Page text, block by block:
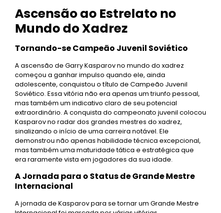
Ascensão ao Estrelato no
Mundo do Xadrez
Tornando-se Campeão Juvenil Soviético
A ascensão de Garry Kasparov no mundo do xadrez
começou a ganhar impulso quando ele, ainda
adolescente, conquistou o título de Campeão Juvenil
Soviético. Essa vitória não era apenas um triunfo pessoal,
mas também um indicativo claro de seu potencial
extraordinário. A conquista do campeonato juvenil colocou
Kasparov no radar dos grandes mestres do xadrez,
sinalizando o início de uma carreira notável. Ele
demonstrou não apenas habilidade técnica excepcional,
mas também uma maturidade tática e estratégica que
era raramente vista em jogadores da sua idade.
A Jornada para o Status de Grande Mestre
Internacional
A jornada de Kasparov para se tornar um Grande Mestre